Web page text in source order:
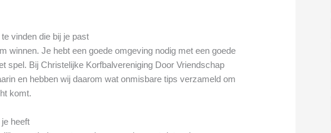
vinden die bij je past
winnen. Je hebt een goede omgeving nodig met een goede
spel. Bij Christelijke Korfbalvereniging Door Vriendschap
en hebben wij daarom wat onmisbare tips verzameld om
komt.
heeft